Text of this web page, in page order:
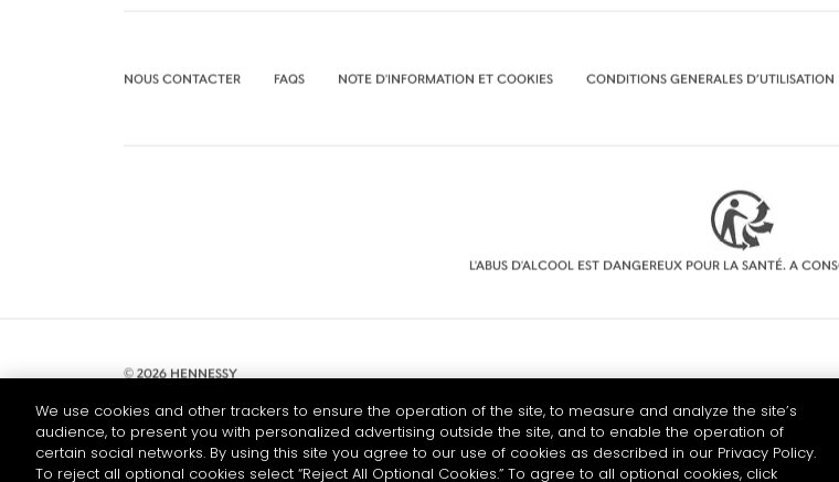
NOUS CONTACTER FAQS NOTE D'INFORMATION ET COOKIES CONDITIONS GENERALES D’UTILISATION
L'ABUS D'ALCOOL EST DANGEREUX POUR LA SANTÉ. A
© 2026 HENNESSY
We use cookies and other trackers to ensure the operation of the site, to measure and analyze the site’s
audience, to present you with personalized advertising outside the site, and to enable the operation of
certain social networks. By using this site you agree to our use of cookies as described in our Privacy Policy.
To reject all optional cookies select “Reject All Optional Cookies.” To agree to all optional cookies, click